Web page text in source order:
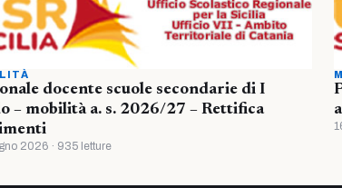
docente scuole secondarie di I
– mobilità a. s. 2026/27 – Rettifica
2026 · 935 letture